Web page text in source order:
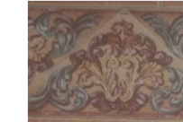
Las
se